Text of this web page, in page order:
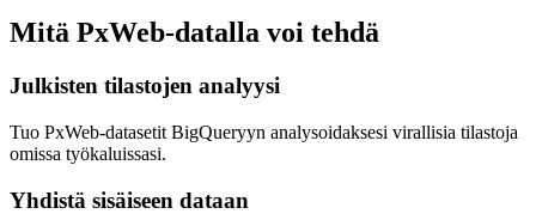
Mitä PxWeb-datalla voi tehdä
Julkisten tilastojen analyysi
Tuo PxWeb-datasetit BigQueryyn analysoidaksesi virallisia tilastoja
omissa työkaluissasi.
Yhdistä sisäiseen dataan